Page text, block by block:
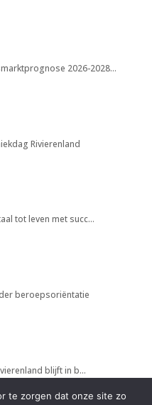
2026-2028…
Rivierenland
tot leven met succ…
beroepsoriëntatie
blijft in b…
te zorgen dat onze site zo